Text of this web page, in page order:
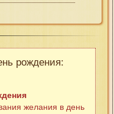
рождения:
желания в день